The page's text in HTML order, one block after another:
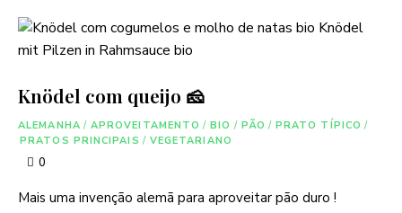
Knödel com queijo 🧀
ALEMANHA / APROVEITAMENTO / BIO / PÃO / PRATO TÍPICO /
PRATOS PRINCIPAIS / VEGETARIANO
0
Mais uma invenção alemã para aproveitar pão duro !